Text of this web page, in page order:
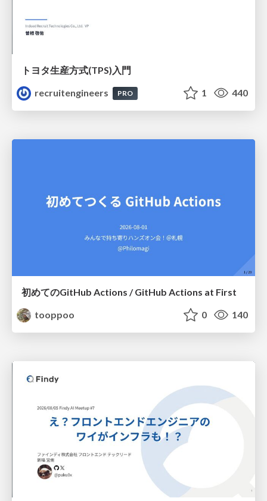
トヨタ⽣産⽅式(TPS)⼊⾨
recruitengineers
PRO 1 440
初めてのGitHub Actions / GitHub Actions at First
tooppoo
0 140